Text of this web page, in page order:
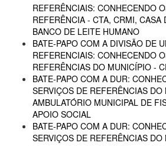
REFERÊNCIAIS: CONHECENDO
REFERÊNCIA - CTA, CRMI, CASA
BANCO DE LEITE HUMANO
BATE-PAPO COM A DIVISÃO DE
REFERENCIAIS: CONHECENDO
REFERÊNCIAS DO MUNICÍPIO -
BATE-PAPO COM A DUR:
SERVIÇOS DE REFERÊNCIAS
AMBULATÓRIO MUNICIPAL DE
APOIO SOCIAL
BATE-PAPO COM A DUR:
SERVIÇOS DE REFERÊNCIAS